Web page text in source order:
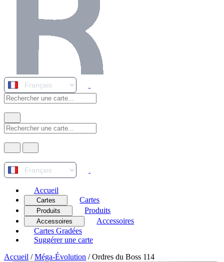
Accueil
Cartes Cartes
Produits Produits
Accessoires
Accessoires
Cartes Gradées
Suggérer une carte
Accueil / Méga-Évolution / Ordres du Boss 114